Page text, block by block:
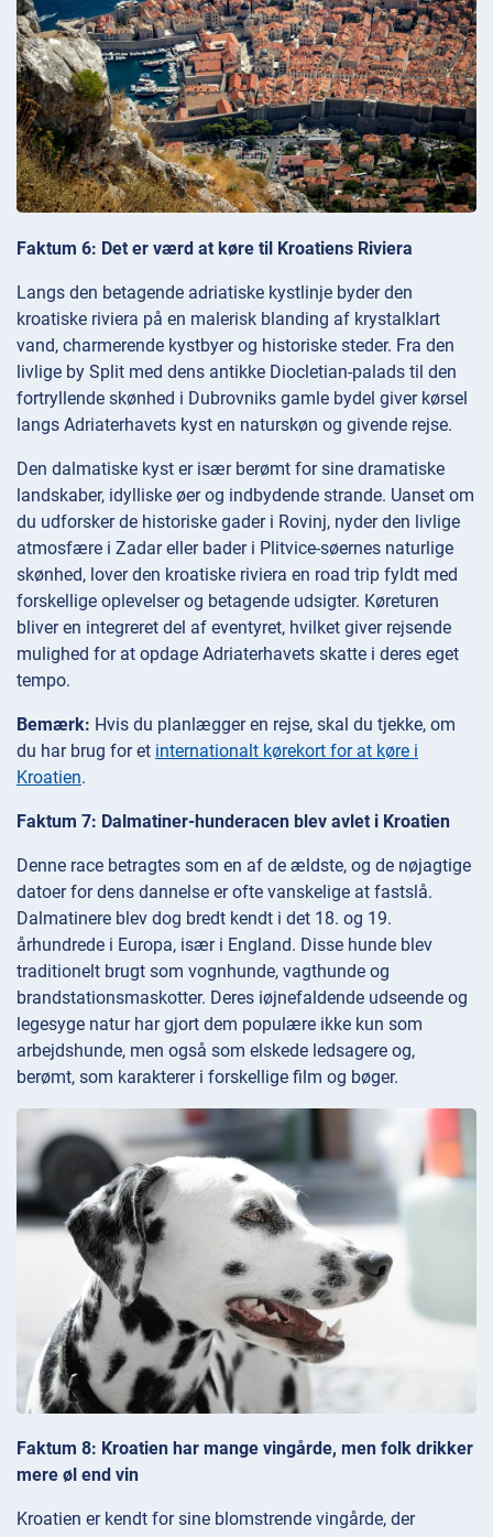
Faktum 6: Det er værd at køre til Kroatiens Riviera
Langs den betagende adriatiske kystlinje byder den
kroatiske riviera på en malerisk blanding af krystalklart
vand, charmerende kystbyer og historiske steder. Fra den
livlige by Split med dens antikke Diocletian-palads til den
fortryllende skønhed i Dubrovniks gamle bydel giver kørsel
langs Adriaterhavets kyst en naturskøn og givende rejse.
Den dalmatiske kyst er især berømt for sine dramatiske
landskaber, idylliske øer og indbydende strande. Uanset om
du udforsker de historiske gader i Rovinj, nyder den livlige
atmosfære i Zadar eller bader i Plitvice-søernes naturlige
skønhed, lover den kroatiske riviera en road trip fyldt med
forskellige oplevelser og betagende udsigter. Køreturen
bliver en integreret del af eventyret, hvilket giver rejsende
mulighed for at opdage Adriaterhavets skatte i deres eget
tempo.
Bemærk: Hvis du planlægger en rejse, skal du tjekke, om
du har brug for et internationalt kørekort for at køre i
Kroatien.
Faktum 7: Dalmatiner-hunderacen blev avlet i Kroatien
Denne race betragtes som en af de ældste, og de nøjagtige
datoer for dens dannelse er ofte vanskelige at fastslå.
Dalmatinere blev dog bredt kendt i det 18. og 19.
århundrede i Europa, især i England. Disse hunde blev
traditionelt brugt som vognhunde, vagthunde og
brandstationsmaskotter. Deres iøjnefaldende udseende og
legesyge natur har gjort dem populære ikke kun som
arbejdshunde, men også som elskede ledsagere og,
berømt, som karakterer i forskellige film og bøger.
Faktum 8: Kroatien har mange vingårde, men folk drikker
mere øl end vin
Kroatien er kendt for sine blomstrende vingårde, der